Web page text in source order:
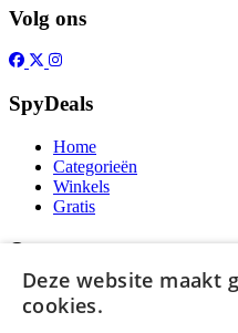
Volg ons
SpyDeals
Home
Categorieën
Winkels
Gratis
Over
Over ons
Contact
Deze website maakt
cookies.